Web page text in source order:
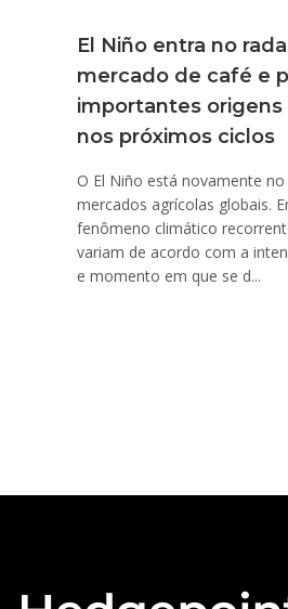
El Niño entra no
mercado de café e
importantes
nos próximos ciclos
O El Niño está novamente
mercados agrícolas globais.
fenômeno climático
variam de acordo com a
e momento em que se d...